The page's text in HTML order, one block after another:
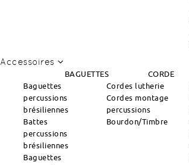
Accessoires
BAGUETTES CORDE
Baguettes
percussions
brésiliennes
Battes
percussions
brésiliennes
Baguettes
Cordes lutherie
Cordes montage
percussions
Bourdon/Timbre